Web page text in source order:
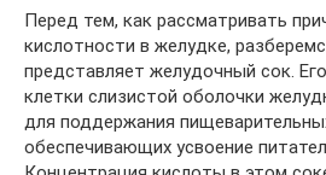
Перед тем, как рассматривать
кислотности в желудке,
представляет желудочный сок.
клетки слизистой оболочки
для поддержания
обеспечивающих усвоение